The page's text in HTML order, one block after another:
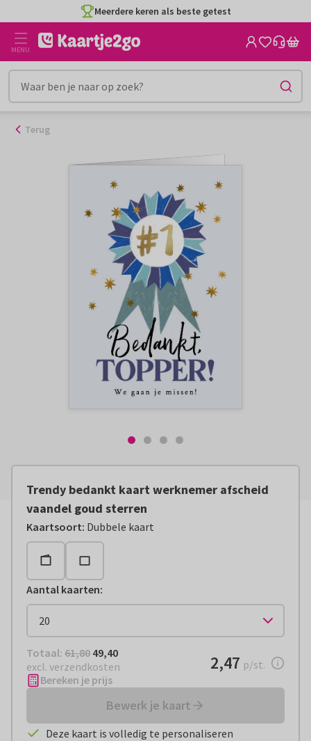
naar
inhoud
Meerdere keren als beste getest
MENU
Terug
Trendy bedankt kaart werknemer afscheid
vaandel goud sterren
Kaartsoort: Dubbele kaart
Aantal kaarten:
Totaal: € 49,40
Totaal: 61,80 49,40
excl. verzendkosten
€ 2,47per stuk
2,47 p/st.
Bereken je prijs
Bewerk je kaart
Deze kaart is volledig te personaliseren